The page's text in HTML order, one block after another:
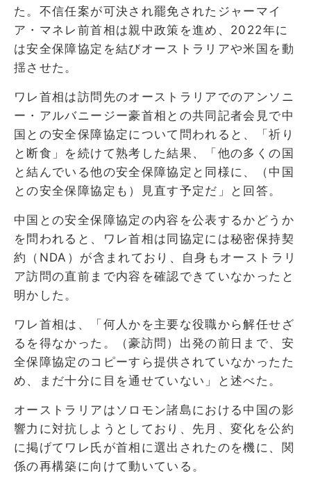
た。不信任案が可決され罷免されたジャーマイ
ア・マネレ前首相は親中政策を進め、2022年に
は安全保障協定を結びオーストラリアや米国を動
揺させた。
ワレ首相は訪問先のオーストラリアでのアンソニ
ー・アルバニージー豪首相との共同記者会見で中
国との安全保障協定について問われると、「祈り
と断食」を続けて熟考した結果、「他の多くの国
と結んでいる他の安全保障協定と同様に、（中国
との安全保障協定も）見直す予定だ」と回答。
中国との安全保障協定の内容を公表するかどうか
を問われると、ワレ首相は同協定には秘密保持契
約（NDA）が含まれており、自身もオーストラリ
ア訪問の直前まで内容を確認できていなかったと
明かした。
ワレ首相は、「何人かを主要な役職から解任せざ
るを得なかった。（豪訪問）出発の前日まで、安
全保障協定のコピーすら提供されていなかったた
め、まだ十分に目を通せていない」と述べた。
オーストラリアはソロモン諸島における中国の影
響力に対抗しようとしており、先月、変化を公約
に掲げてワレ氏が首相に選出されたのを機に、関
係の再構築に向けて動いている。